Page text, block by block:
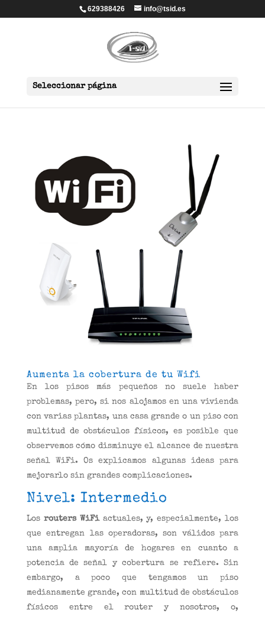
629388426 info@tsid.es
Seleccionar página
Aumenta la cobertura de tu Wifi
En los pisos más pequeños no suele haber
problemas, pero, si nos alojamos en una vivienda
con varias plantas, una casa grande o un piso con
multitud de obstáculos físicos, es posible que
observemos cómo disminuye el alcance de nuestra
señal WiFi. Os explicamos algunas ideas para
mejorarlo sin grandes complicaciones.
Nivel: Intermedio
Los routers WiFiactuales, y, especialmente, los
que entregan las operadoras, son válidos para
una amplia mayoría de hogares en cuanto a
potencia de señal y cobertura se refiere. Sin
embargo, a poco que tengamos un piso
medianamente grande, con multitud de obstáculos
físicos entre el router y nosotros, o,